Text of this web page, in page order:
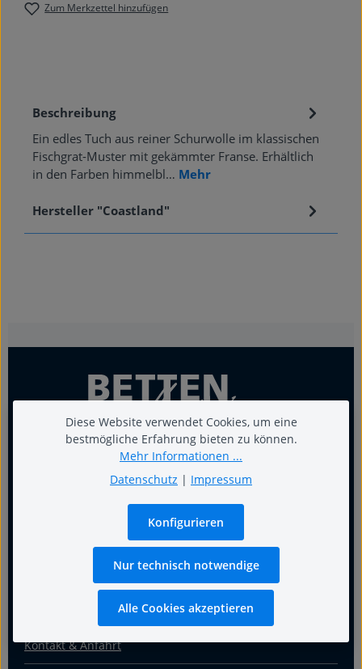
Zum Merkzettel hinzufügen
Beschreibung
Ein edles Tuch aus reiner Schurwolle im klassischen
Fischgrat-Muster mit gekämmter Franse. Erhältlich
in den Farben himmelbl… Mehr
Hersteller "Coastland"
Warum Fachgeschäft
Kontakt & Anfahrt
Diese Website verwendet Cookies, um eine
bestmögliche Erfahrung bieten zu können.
Mehr Informationen ...
Datenschutz | Impressum
Nur technisch notwendige
Konfigurieren
Alle Cookies akzeptieren